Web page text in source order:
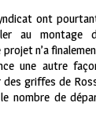
ont
au montage
n’a
une autre
griffes de
nombre de